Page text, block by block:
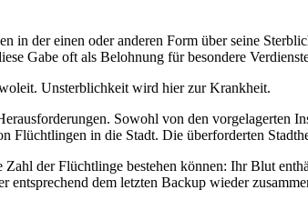
in der einen oder anderen Form über seine
Gabe oft als Belohnung für besondere
Unsterblichkeit wird hier zur Krankheit.
Sowohl von den vorgelagerten
Flüchtlingen in die Stadt. Die überforderten
Zahl der Flüchtlinge bestehen können: Ihr Blut
dem letzten Backup wieder